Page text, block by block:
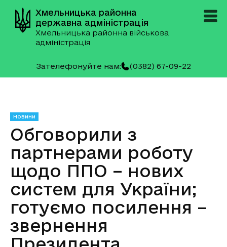
Хмельницька районна
державна адміністрація
Хмельницька районна військова
адміністрація
Зателефонуйте нам: (0382) 67-09-22
Новини
Обговорили з
партнерами роботу
щодо ППО – нових
систем для України;
готуємо посилення –
звернення